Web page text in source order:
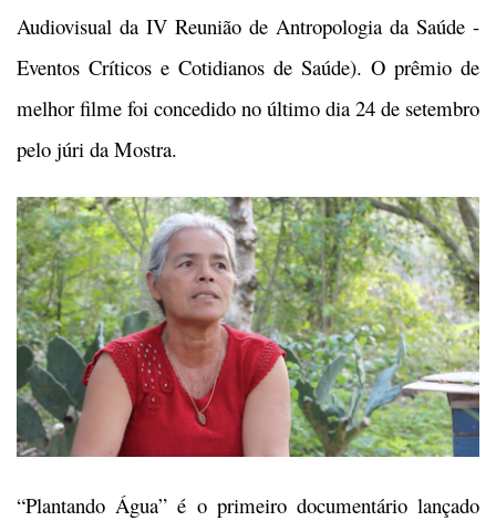
Audiovisual da IV Reunião de Antropologia da Saúde -
Eventos Críticos e Cotidianos de Saúde). O prêmio de
melhor filme foi concedido no último dia 24 de setembro
pelo júri da Mostra.
“Plantando Água” é o primeiro documentário lançado